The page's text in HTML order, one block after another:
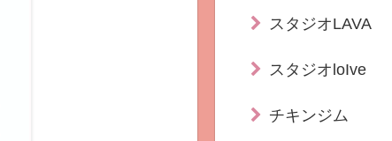
スタジオLAVA
スタジオloIve
チキンジム